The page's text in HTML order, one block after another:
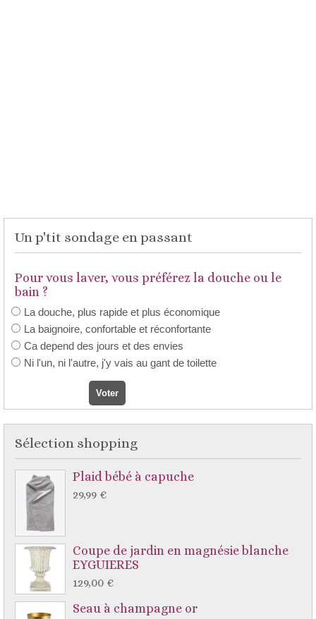
Un p'tit sondage en passant
Pour vous laver, vous préférez la douche ou le
bain ?
La douche, plus rapide et plus économique
La baignoire, confortable et réconfortante
Ca depend des jours et des envies
Ni l'un, ni l'autre, j'y vais au gant de toilette
Sélection shopping
Plaid bébé à capuche
29,99 €
Coupe de jardin en magnésie blanche
EYGUIERES
129,00 €
Seau à champagne or